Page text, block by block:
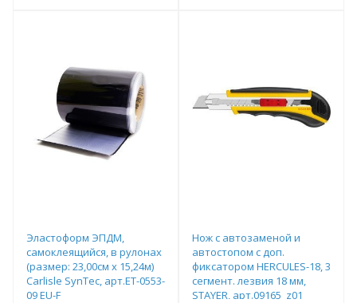
Эластоформ ЭПДМ,
самоклеящийся, в рулонах
(размер: 23,00см х 15,24м)
Carlisle SynTec, арт.ET-0553-
09 EU-F
Нож с автозаменой и
автостопом с доп.
фиксатором HERCULES-18, 3
сегмент. лезвия 18 мм,
STAYER, арт.09165_z01